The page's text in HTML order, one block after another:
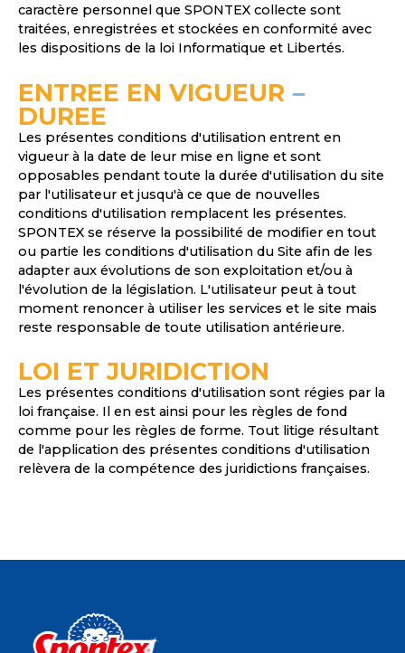
caractère personnel que SPONTEX collecte sont
traitées, enregistrées et stockées en conformité avec
les dispositions de la loi Informatique et Libertés.
ENTREE EN VIGUEUR –
DUREE
Les présentes conditions d'utilisation entrent en
vigueur à la date de leur mise en ligne et sont
opposables pendant toute la durée d'utilisation du site
par l'utilisateur et jusqu'à ce que de nouvelles
conditions d'utilisation remplacent les présentes.
SPONTEX se réserve la possibilité de modifier en tout
ou partie les conditions d'utilisation du Site afin de les
adapter aux évolutions de son exploitation et/ou à
l'évolution de la législation. L'utilisateur peut à tout
moment renoncer à utiliser les services et le site mais
reste responsable de toute utilisation antérieure.
LOI ET JURIDICTION
Les présentes conditions d'utilisation sont régies par la
loi française. Il en est ainsi pour les règles de fond
comme pour les règles de forme. Tout litige résultant
de l'application des présentes conditions d'utilisation
relèvera de la compétence des juridictions françaises.